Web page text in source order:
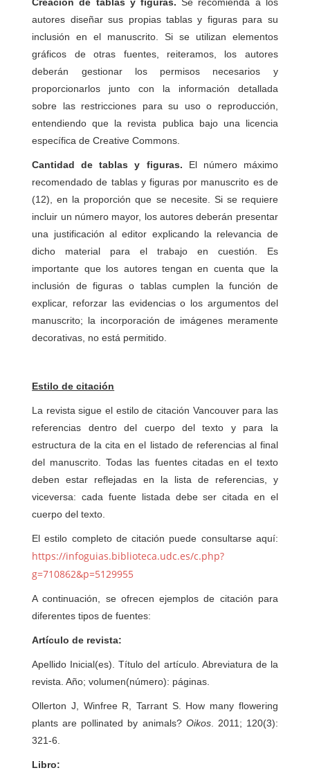
autores diseñar sus propias tablas y figuras para su
inclusión en el manuscrito. Si se utilizan elementos
gráficos de otras fuentes, reiteramos, los autores
deberán gestionar los permisos necesarios y
proporcionarlos junto con la información detallada
sobre las restricciones para su uso o reproducción,
entendiendo que la revista publica bajo una licencia
específica de Creative Commons.
Cantidad de tablas y figuras. El número máximo
recomendado de tablas y figuras por manuscrito es de
(12), en la proporción que se necesite. Si se requiere
incluir un número mayor, los autores deberán presentar
una justificación al editor explicando la relevancia de
dicho material para el trabajo en cuestión. Es
importante que los autores tengan en cuenta que la
inclusión de figuras o tablas cumplen la función de
explicar, reforzar las evidencias o los argumentos del
manuscrito; la incorporación de imágenes meramente
decorativas, no está permitido.
Estilo de citación
La revista sigue el estilo de citación Vancouver para las
referencias dentro del cuerpo del texto y para la
estructura de la cita en el listado de referencias al final
del manuscrito. Todas las fuentes citadas en el texto
deben estar reflejadas en la lista de referencias, y
viceversa: cada fuente listada debe ser citada en el
cuerpo del texto.
El estilo completo de citación puede consultarse aquí:
https://infoguias.biblioteca.udc.es/c.php?
g=710862&p=5129955
A continuación, se ofrecen ejemplos de citación para
diferentes tipos de fuentes:
Artículo de revista:
Apellido Inicial(es). Título del artículo. Abreviatura de la
revista. Año; volumen(número): páginas.
Ollerton J, Winfree R, Tarrant S. How many flowering
plants are pollinated by animals? Oikos. 2011; 120(3):
321-6.
Libro: